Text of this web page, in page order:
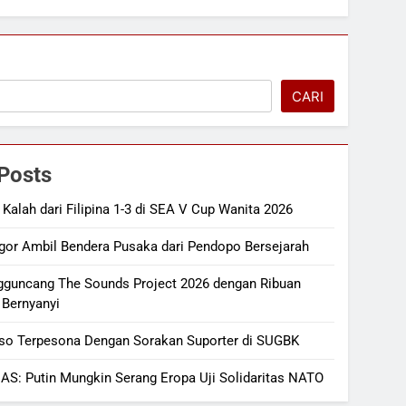
CARI
dari Filipina 1-3 di SEA V Cup Wanita 2026
Ambil Bendera Pusaka dari Pendopo Bersejarah
The Sounds Project 2026 dengan Ribuan
Terpesona Dengan Sorakan Suporter di SUGBK
Putin Mungkin Serang Eropa Uji Solidaritas NATO